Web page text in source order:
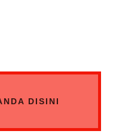
DISINI